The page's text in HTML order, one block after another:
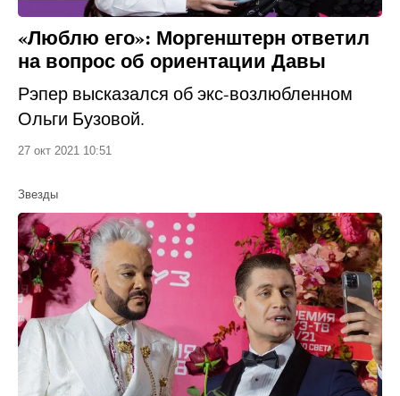
«Люблю его»: Моргенштерн ответил
на вопрос об ориентации Давы
Рэпер высказался об экс-возлюбленном
Ольги Бузовой.
27 окт 2021 10:51
Звезды